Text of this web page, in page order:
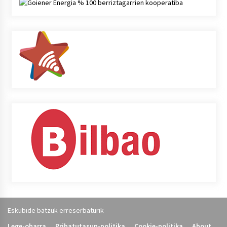
Eskubide batzuk erreserbaturik